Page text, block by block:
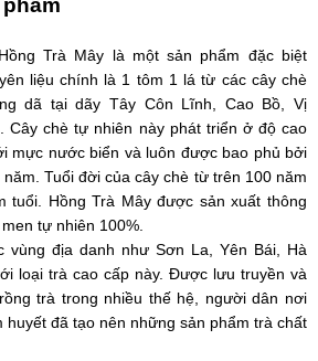
Hồng Trà Mây là một sản phẩm đặc biệt
liệu chính là 1 tôm 1 lá từ các cây chè
dã tại dãy Tây Côn Lĩnh, Cao Bồ, Vị
Cây chè tự nhiên này phát triển ở độ cao
mực nước biển và luôn được bao phủ bởi
Tuổi đời của cây chè từ trên 100 năm
tuổi. Hồng Trà Mây được sản xuất thông
tự nhiên 100%.
vùng địa danh như Sơn La, Yên Bái, Hà
loại trà cao cấp này. Được lưu truyền và
trà trong nhiều thế hệ, người dân nơi
huyết đã tạo nên những sản phẩm trà chất